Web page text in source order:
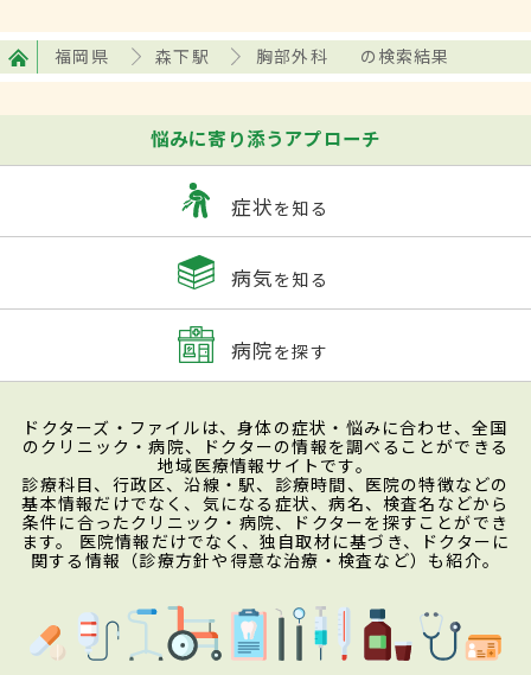
福岡県 森下駅 胸部外科 の検索結果
悩みに寄り添うアプローチ
症状を知る
病気を知る
病院を探す
ドクターズ・ファイルは、身体の症状・悩みに合わせ、全国
のクリニック・病院、ドクターの情報を調べることができる
地域医療情報サイトです。
診療科目、行政区、沿線・駅、診療時間、医院の特徴などの
基本情報だけでなく、気になる症状、病名、検査名などから
条件に合ったクリニック・病院、ドクターを探すことができ
ます。 医院情報だけでなく、独自取材に基づき、ドクターに
関する情報（診療方針や得意な治療・検査など）も紹介。